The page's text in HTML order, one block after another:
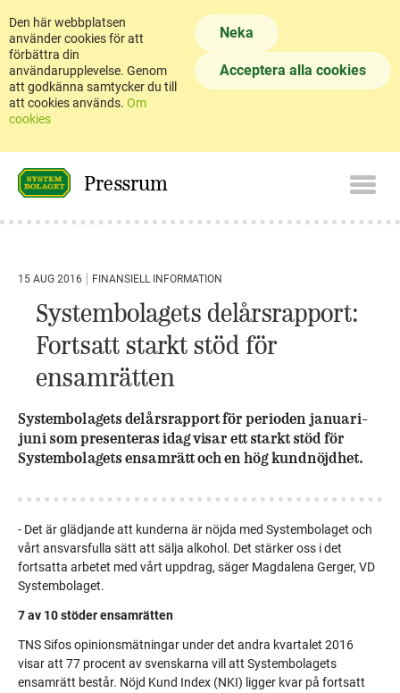
Den här webbplatsen
använder cookies för att
förbättra din
användarupplevelse. Genom
att godkänna samtycker du till
att cookies används. Om
cookies
Neka
Acceptera alla cookies
Pressrum
15 AUG 2016 FINANSIELL INFORMATION
Systembolagets delårsrapport:
Fortsatt starkt stöd för
ensamrätten
Systembolagets delårsrapport för perioden januari-
juni som presenteras idag visar ett starkt stöd för
Systembolagets ensamrätt och en hög kundnöjdhet.
- Det är glädjande att kunderna är nöjda med Systembolaget och
vårt ansvarsfulla sätt att sälja alkohol. Det stärker oss i det
fortsatta arbetet med vårt uppdrag, säger Magdalena Gerger, VD
Systembolaget.
7 av 10 stöder ensamrätten
TNS Sifos opinionsmätningar under det andra kvartalet 2016
visar att 77 procent av svenskarna vill att Systembolagets
ensamrätt består. Nöjd Kund Index (NKI) ligger kvar på fortsatt